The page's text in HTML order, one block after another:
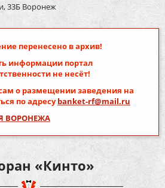
33Б Воронеж
перенесено в архив!
информации портал
не несёт!
о размещении заведения на
по адресуbanket-rf@mail.ru
ВОРОНЕЖА
«Кинто»